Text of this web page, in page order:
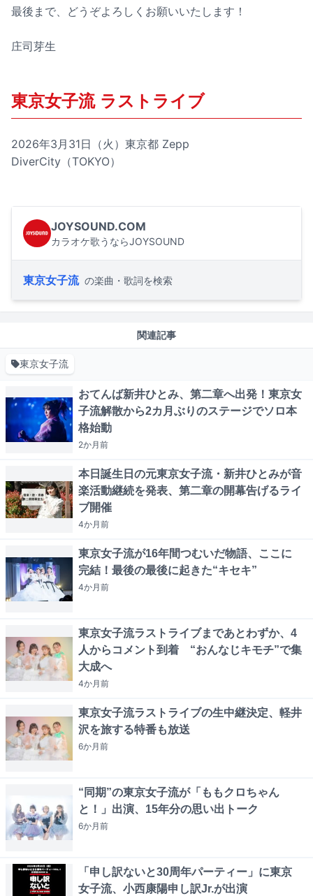
最後まで、どうぞよろしくお願いいたします！
庄司芽生
東京女子流 ラストライブ
2026年3月31日（火）東京都 Zepp
DiverCity（TOKYO）
JOYSOUND.COM
カラオケ歌うならJOYSOUND
東京女子流 の楽曲・歌詞を検索
関連記事
東京女子流
おてんば新井ひとみ、第二章へ出発！東京女
子流解散から2カ月ぶりのステージでソロ本
格始動
2か月前
本日誕生日の元東京女子流・新井ひとみが音
楽活動継続を発表、第二章の開幕告げるライ
ブ開催
4か月前
東京女子流が16年間つむいだ物語、ここに
完結！最後の最後に起きた“キセキ”
4か月前
東京女子流ラストライブまであとわずか、4
人からコメント到着 “おんなじキモチ”で集
大成へ
4か月前
東京女子流ラストライブの生中継決定、軽井
沢を旅する特番も放送
6か月前
“同期”の東京女子流が「ももクロちゃん
と！」出演、15年分の思い出トーク
6か月前
「申し訳ないと30周年パーティー」に東京
女子流、小西康陽申し訳Jr.が出演